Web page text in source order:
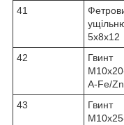
41
5x8x12
42
Гвинт
A-Fe/
43
Гвинт